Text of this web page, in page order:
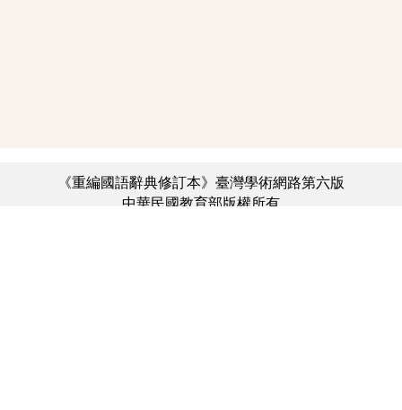
《重編國語辭典修訂本》臺灣學術網路第六版
中華民國教育部版權所有